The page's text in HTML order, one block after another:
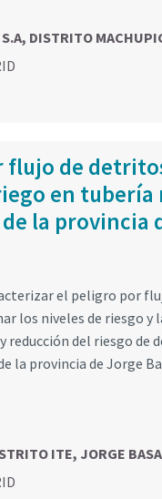
DISTRITO
flujo de
en
la provincia
el peligro por
los niveles de riesgo y
del riesgo de
la provincia de Jorge
ITE, JORGE